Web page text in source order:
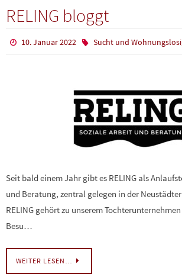
RELING bloggt
10. Januar 2022 Sucht und
Seit bald einem Jahr gibt es RELING als
und Beratung, zentral gelegen in der
RELING gehört zu unserem
Besu…
WEITER LESEN…